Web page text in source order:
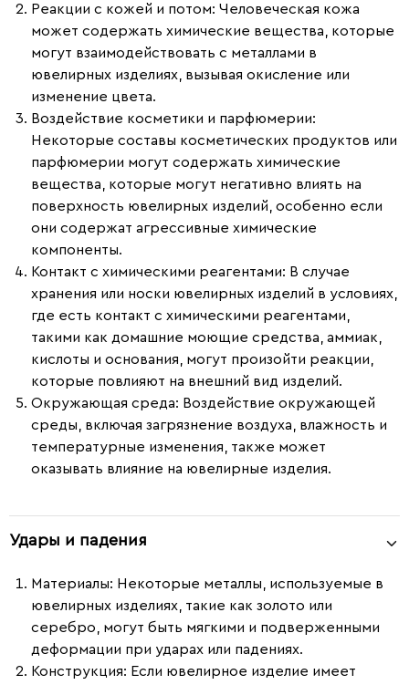
Реакции с кожей и потом: Человеческая кожа
может содержать химические вещества, которые
могут взаимодействовать с металлами в
ювелирных изделиях, вызывая окисление или
изменение цвета.
Воздействие косметики и парфюмерии:
Некоторые составы косметических продуктов или
парфюмерии могут содержать химические
вещества, которые могут негативно влиять на
поверхность ювелирных изделий, особенно если
они содержат агрессивные химические
компоненты.
Контакт с химическими реагентами: В случае
хранения или носки ювелирных изделий в условиях,
где есть контакт с химическими реагентами,
такими как домашние моющие средства, аммиак,
кислоты и основания, могут произойти реакции,
которые повлияют на внешний вид изделий.
Окружающая среда: Воздействие окружающей
среды, включая загрязнение воздуха, влажность и
температурные изменения, также может
оказывать влияние на ювелирные изделия.
Удары и падения
Материалы: Некоторые металлы, используемые в
ювелирных изделиях, такие как золото или
серебро, могут быть мягкими и подверженными
деформации при ударах или падениях.
Конструкция: Если ювелирное изделие имеет